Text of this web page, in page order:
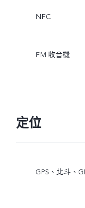
NFC
FM 收音機
定位
GPS、北斗、